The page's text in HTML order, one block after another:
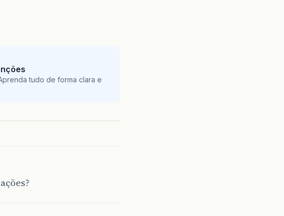
tudo de forma clara e